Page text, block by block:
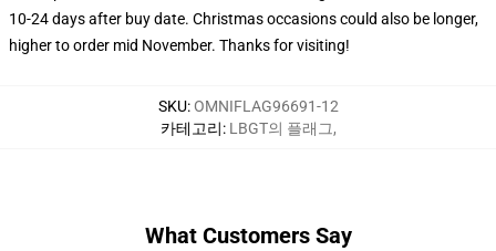
10-24 days after buy date. Christmas occasions could also be longer,
higher to order mid November. Thanks for visiting!
SKU:OMNIFLAG96691-12
카테고리: LBGT의 플래그,
What Customers Say